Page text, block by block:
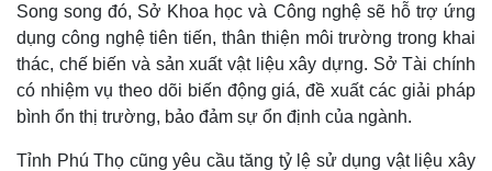
Song song đó, Sở Khoa học và Công nghệ sẽ hỗ trợ ứng
dụng công nghệ tiên tiến, thân thiện môi trường trong khai
thác, chế biến và sản xuất vật liệu xây dựng. Sở Tài chính
có nhiệm vụ theo dõi biến động giá, đề xuất các giải pháp
bình ổn thị trường, bảo đảm sự ổn định của ngành.
Tỉnh Phú Thọ cũng yêu cầu tăng tỷ lệ sử dụng vật liệu xây